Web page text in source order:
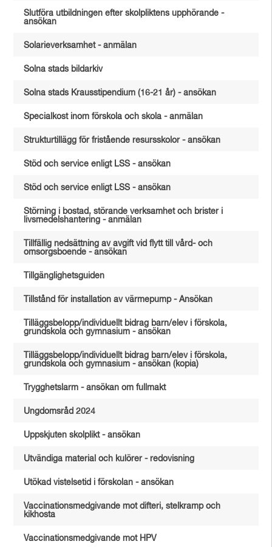
Slutföra utbildningen efter skolpliktens upphörande -
ansökan
Solarieverksamhet - anmälan
Solna stads bildarkiv
Solna stads Krausstipendium (16-21 år) - ansökan
Specialkost inom förskola och skola - anmälan
Strukturtillägg för fristående resursskolor - ansökan
Stöd och service enligt LSS - ansökan
Stöd och service enligt LSS - ansökan
Störning i bostad, störande verksamhet och brister i
livsmedelshantering - anmälan
Tillfällig nedsättning av avgift vid flytt till vård- och
omsorgsboende - ansökan
Tillgänglighetsguiden
Tillstånd för installation av värmepump - Ansökan
Tilläggsbelopp/individuellt bidrag barn/elev i förskola,
grundskola och gymnasium - ansökan
Tilläggsbelopp/individuellt bidrag barn/elev i förskola,
grundskola och gymnasium - ansökan (kopia)
Trygghetslarm - ansökan om fullmakt
Ungdomsråd 2024
Uppskjuten skolplikt - ansökan
Utvändiga material och kulörer - redovisning
Utökad vistelsetid i förskolan - ansökan
Vaccinationsmedgivande mot difteri, stelkramp och
kikhosta
Vaccinationsmedgivande mot HPV